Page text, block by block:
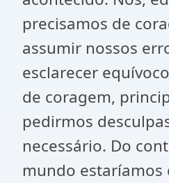
precisamos de
assumir nossos
esclarecer
de coragem,
pedirmos
necessário. Do
mundo